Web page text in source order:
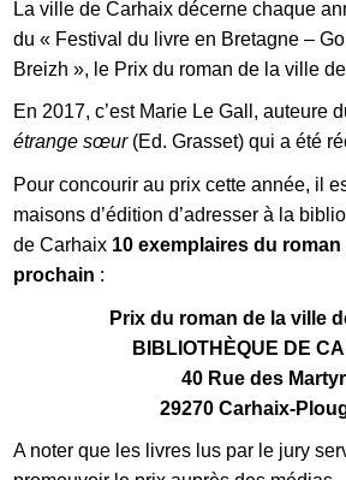
La ville de Carhaix décerne chaque
du « Festival du livre en Bretagne –
Breizh », le Prix du roman de la ville
En 2017, c’est Marie Le Gall, auteure
étrange sœur (Ed. Grasset) qui a été
Pour concourir au prix cette année, il
maisons d’édition d’adresser à la
de Carhaix 10 exemplaires du
prochain :
Prix du roman de la ville
BIBLIOTHÈQUE DE
40 Rue des
29270 Carhaix-
A noter que les livres lus par le jury